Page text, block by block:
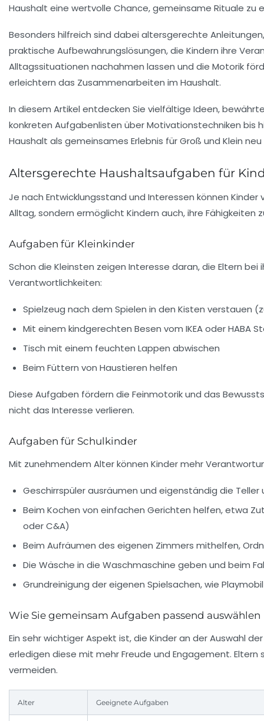
Haushalt eine wertvolle Chance, gemeinsame Rituale
Besonders hilfreich sind dabei altersgerechte
praktische Aufbewahrungslösungen, die Kindern ihre
Alltagssituationen nachahmen lassen und die Motorik
erleichtern das Zusammenarbeiten im Haushalt.
In diesem Artikel entdecken Sie vielfältige Ideen,
konkreten Aufgabenlisten über Motivationstechniken bis
Haushalt als gemeinsames Erlebnis für Groß und Klein
Altersgerechte Haushaltsaufgaben für
Je nach Entwicklungsstand und Interessen können
Alltag, sondern ermöglicht Kindern auch, ihre Fähigkeiten
Aufgaben für Kleinkinder
Schon die Kleinsten zeigen Interesse daran, die Eltern
Verantwortlichkeiten:
Spielzeug nach dem Spielen in den Kisten verstauen
Mit einem kindgerechten Besen vom IKEA oder HABA
Tisch mit einem feuchten Lappen abwischen
Beim Füttern von Haustieren helfen
Diese Aufgaben fördern die Feinmotorik und das
nicht das Interesse verlieren.
Aufgaben für Schulkinder
Mit zunehmendem Alter können Kinder mehr
Geschirrspüler ausräumen und eigenständig die
Beim Kochen von einfachen Gerichten helfen, etwa
oder C&A)
Beim Aufräumen des eigenen Zimmers mithelfen,
Die Wäsche in die Waschmaschine geben und beim
Grundreinigung der eigenen Spielsachen, wie
Wie Sie gemeinsam Aufgaben passend auswählen
Ein sehr wichtiger Aspekt ist, die Kinder an der Auswahl
erledigen diese mit mehr Freude und Engagement.
vermeiden.
Alter Geeignete Aufgaben